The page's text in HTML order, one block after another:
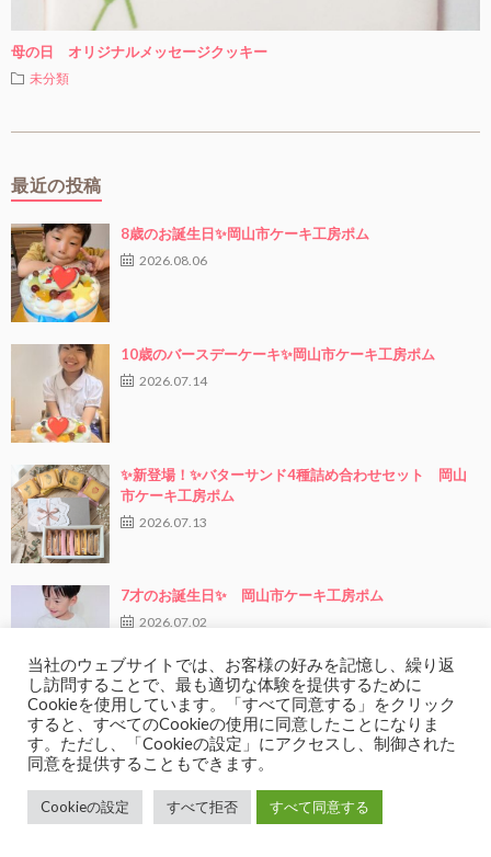
母の日 オリジナルメッセージクッキー
未分類
最近の投稿
8歳のお誕生日✨岡山市ケーキ工房ポム
2026.08.06
10歳のバースデーケーキ✨岡山市ケーキ工房ポム
2026.07.14
✨新登場！✨バターサンド4種詰め合わせセット 岡山
市ケーキ工房ポム
2026.07.13
7才のお誕生日✨ 岡山市ケーキ工房ポム
2026.07.02
5歳のお誕生日✨ 岡山市ケーキ工房ポム
2026.06.25
当社のウェブサイトでは、お客様の好みを記憶し、繰り返
し訪問することで、最も適切な体験を提供するために
Cookieを使用しています。「すべて同意する」をクリック
すると、すべてのCookieの使用に同意したことになりま
す。ただし、「Cookieの設定」にアクセスし、制御された
同意を提供することもできます。
Cookieの設定 すべて拒否 すべて同意する